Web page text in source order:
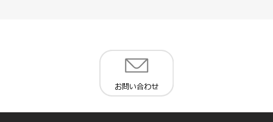
お問い合わせ